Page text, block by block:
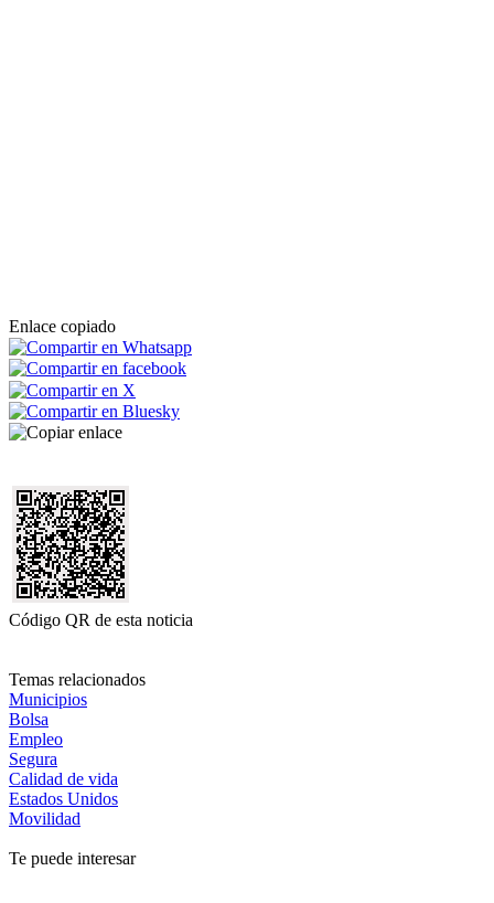
Enlace copiado
Código QR de esta noticia
Temas relacionados
Municipios
Bolsa
Empleo
Segura
Calidad de vida
Estados Unidos
Movilidad
Te puede interesar